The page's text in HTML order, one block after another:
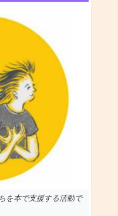
を本で支援する活動で